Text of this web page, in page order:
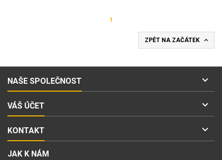
1
ZPĚT NA ZAČÁTEK 
NAŠE SPOLEČNOST 
VÁŠ ÚČET 
KONTAKT 
JAK K NÁM